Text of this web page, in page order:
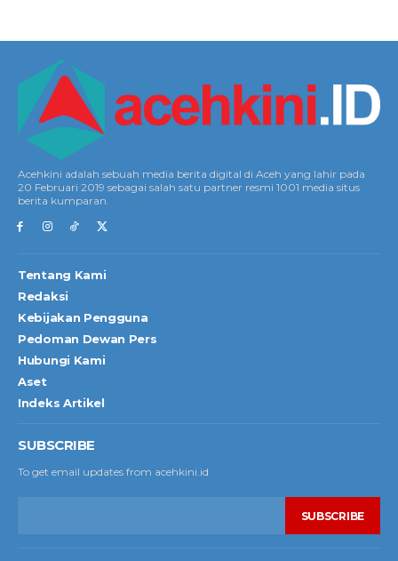
Acehkini adalah sebuah media berita digital di Aceh yang lahir pada
20 Februari 2019 sebagai salah satu partner resmi 1001 media situs
berita kumparan.
Tentang Kami
Redaksi
Kebijakan Pengguna
Pedoman Dewan Pers
Hubungi Kami
Aset
Indeks Artikel
SUBSCRIBE
To get email updates from acehkini.id
SUBSCRIBE